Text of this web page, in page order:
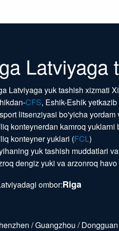
Latviyaga
Latviyaga yuk tashish xizmati
CFS, Eshik-Eshik
litsenziyasi bo'yicha
konteynerdan kamroq yuklarni
konteyner yuklari (FCL)
yuk tashish muddatlari
dengiz yuki va arzonroq havo
ombor:Riga
/ Guangzhou /